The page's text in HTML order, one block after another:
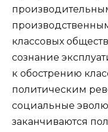
классовых
сознание
к обострению
политическим
социальные
заканчиваются